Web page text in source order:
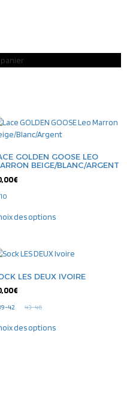
GOLDEN GOOSE LEO
BEIGE/BLANC/ARGENT
€
des options
LES DEUX IVOIRE
€
42
43-46
des options